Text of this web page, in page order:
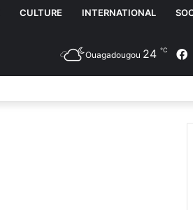
CULTURE INTERNATIONAL
Ouagadougou 24 ℃